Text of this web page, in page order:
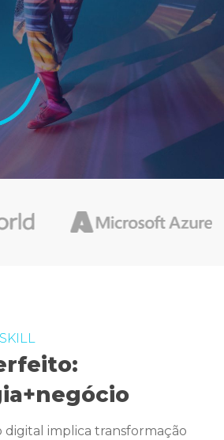
digital implica transformação